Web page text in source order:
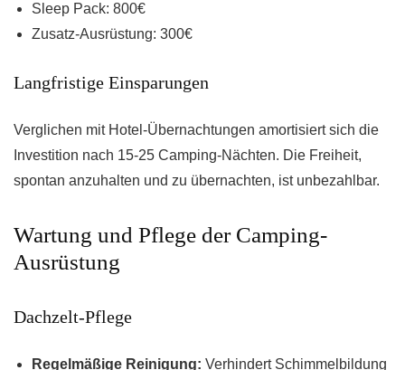
Sleep Pack: 800€
Zusatz-Ausrüstung: 300€
Langfristige Einsparungen
Verglichen mit Hotel-Übernachtungen amortisiert sich die
Investition nach 15-25 Camping-Nächten. Die Freiheit,
spontan anzuhalten und zu übernachten, ist unbezahlbar.
Wartung und Pflege der Camping-
Ausrüstung
Dachzelt-Pflege
Regelmäßige Reinigung: Verhindert Schimmelbildung